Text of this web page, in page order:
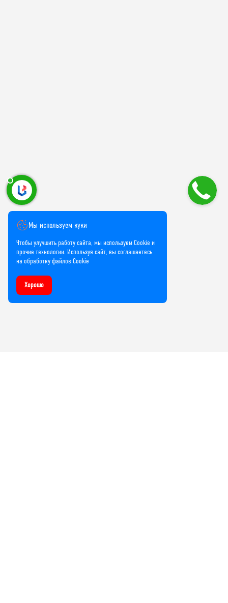
Мы используем куки
Чтобы улучшить работу сайта, мы используем Cookie и
прочие технологии. Используя сайт, вы соглашаетесь
на обработку файлов Cookie
Хорошо